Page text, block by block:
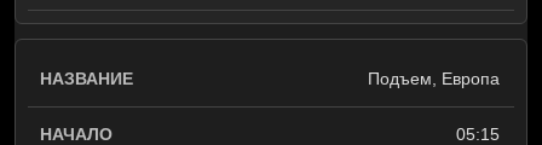
Подъем, Европа
05:15